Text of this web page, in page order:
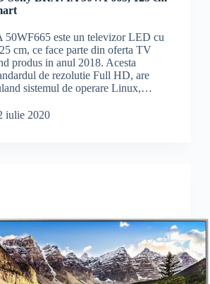
este un televizor LED cu
cm, ce face parte din oferta TV
produs in anul 2018. Acesta
de rezolutie Full HD, are
sistemul de operare Linux,…
iulie 2020